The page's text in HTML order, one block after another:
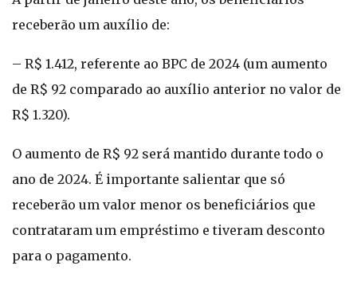
receberão um auxílio de:
– R$ 1.412, referente ao BPC de 2024 (um aumento
de R$ 92 comparado ao auxílio anterior no valor de
R$ 1.320).
O aumento de R$ 92 será mantido durante todo o
ano de 2024. É importante salientar que só
receberão um valor menor os beneficiários que
contrataram um empréstimo e tiveram desconto
para o pagamento.